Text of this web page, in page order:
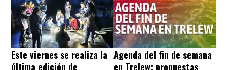
Este viernes se realiza la
última edición de
Agenda del fin de semana
en Trelew: propuestas